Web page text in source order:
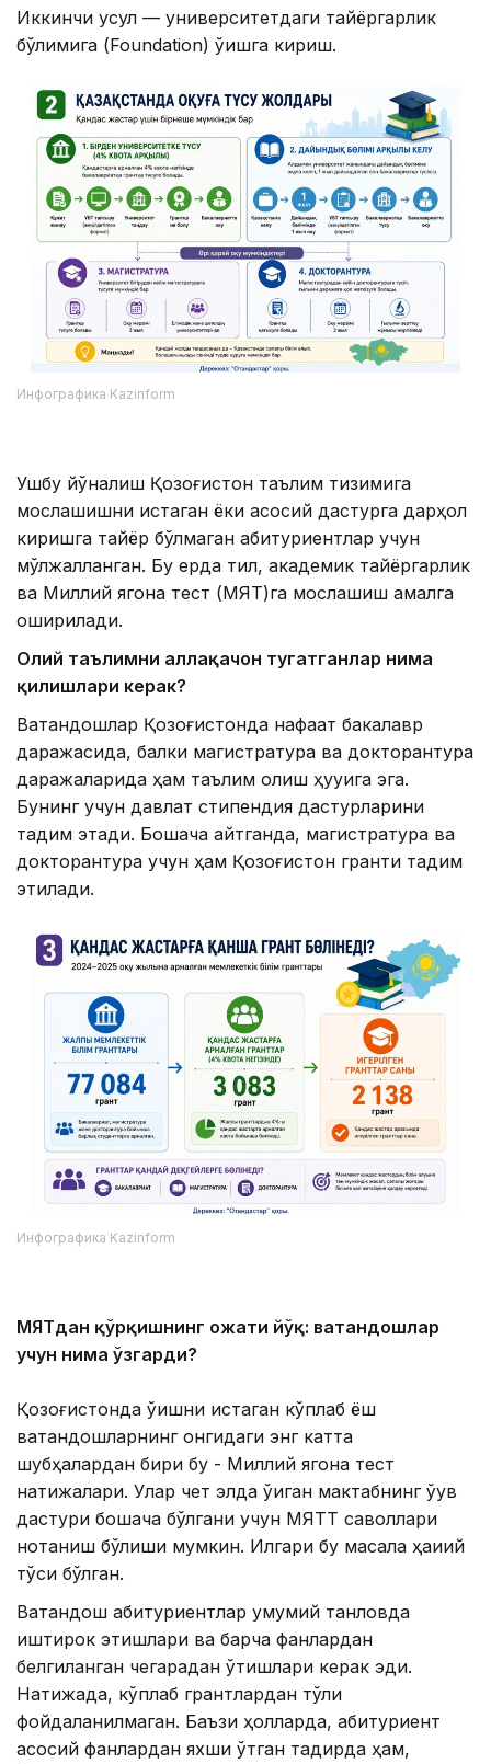
Иккинчи усул — университетдаги тайёргарлик
бўлимига (Foundation) ўқишга кириш.
Инфографика Kazinform
Ушбу йўналиш Қозоғистон таълим тизимига
мослашишни истаган ёки асосий дастурга дарҳол
киришга тайёр бўлмаган абитуриентлар учун
мўлжалланган. Бу ерда тил, академик тайёргарлик
ва Миллий ягона тест (МЯТ)га мослашиш амалга
оширилади.
Олий таълимни аллақачон тугатганлар нима
қилишлари керак?
Ватандошлар Қозоғистонда нафақат бакалавр
даражасида, балки магистратура ва докторантура
даражаларида ҳам таълим олиш ҳуқуқига эга.
Бунинг учун давлат стипендия дастурларини
тақдим этади. Бошқача айтганда, магистратура ва
докторантура учун ҳам Қозоғистон гранти тақдим
этилади.
Инфографика Kazinform
МЯТдан қўрқишнинг ҳожати йўқ: ватандошлар
учун нима ўзгарди?
Қозоғистонда ўқишни истаган кўплаб ёш
ватандошларнинг онгидаги энг катта
шубҳалардан бири бу - Миллий ягона тест
натижалари. Улар чет элда ўқиган мактабнинг ўқув
дастури бошқача бўлгани учун МЯТТ саволлари
нотаниш бўлиши мумкин. Илгари бу масала ҳақиқий
тўсиқ бўлган.
Ватандош абитуриентлар умумий танловда
иштирок этишлари ва барча фанлардан
белгиланган чегарадан ўтишлари керак эди.
Натижада, кўплаб грантлардан тўлиқ
фойдаланилмаган. Баъзи ҳолларда, абитуриент
асосий фанлардан яхши ўтган тақдирда ҳам,